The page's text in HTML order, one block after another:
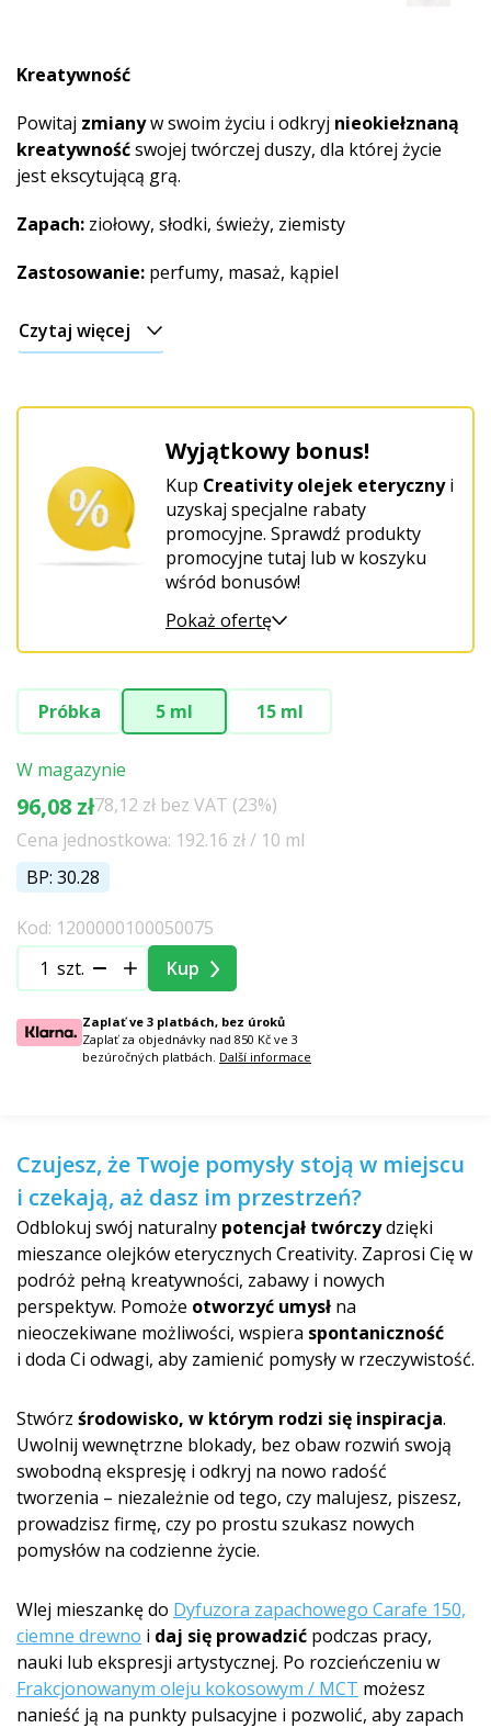
Kreatywność
Powitaj zmianyw swoim życiu i odkryj nieokiełznaną
kreatywnośćswojej twórczej duszy, dla której życie
jest ekscytującą grą.
Zapach: ziołowy, słodki, świeży, ziemisty
Zastosowanie: perfumy, masaż, kąpiel
Czytaj więcej
Wyjątkowy bonus!
Kup Creativity olejek eterycznyi
uzyskaj specjalne rabaty
promocyjne. Sprawdź produkty
promocyjne tutaj lub w koszyku
wśród bonusów!
Pokaż ofertę
Próbka 5 ml 15 ml
W magazynie
96,08 zł78,12 zł bez VAT (23%)
Cena jednostkowa: 192.16 zł / 10 ml
BP: 30.28
Kod: 1200000100050075
szt.
Kup
Zaplať ve 3 platbách, bez úroků
Zaplať za objednávky nad 850 Kč ve 3
bezúročných platbách. Další informace
Czujesz, że Twoje pomysły stoją w miejscu
i czekają, aż dasz im przestrzeń?
Odblokuj swój naturalny potencjał twórczydzięki
mieszance olejków eterycznych Creativity. Zaprosi Cię w
podróż pełną kreatywności, zabawy i nowych
perspektyw. Pomoże otworzyć umysł na
nieoczekiwane możliwości, wspiera spontaniczność
i doda Ci odwagi, aby zamienić pomysły w rzeczywistość.
Stwórz środowisko, w którym rodzi się inspiracja.
Uwolnij wewnętrzne blokady, bez obaw rozwiń swoją
swobodną ekspresję i odkryj na nowo radość
tworzenia – niezależnie od tego, czy malujesz, piszesz,
prowadzisz firmę, czy po prostu szukasz nowych
pomysłów na codzienne życie.
Wlej mieszankę do Dyfuzora zapachowego Carafe 150,
ciemne drewno i daj się prowadzić podczas pracy,
nauki lub ekspresji artystycznej. Po rozcieńczeniu w
Frakcjonowanym oleju kokosowym / MCT możesz
nanieść ją na punkty pulsacyjne i pozwolić, aby zapach